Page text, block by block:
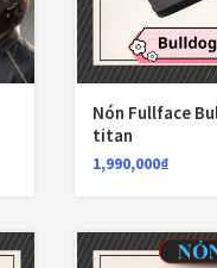
Nón Fullface
titan
1,990,000₫